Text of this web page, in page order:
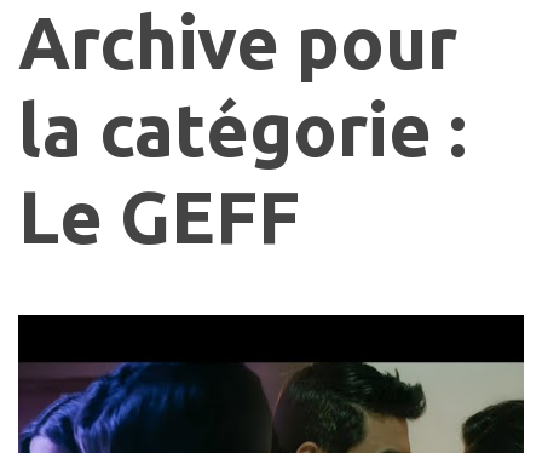
Archive pour
la catégorie :
Le GEFF